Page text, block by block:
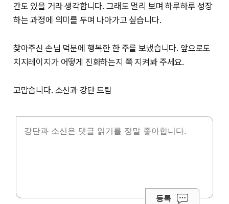
간도 있을 거라 생각합니다. 그래도 멀리 보며 하루하루 성장
하는 과정에 의미를 두며 나아가고 싶습니다.
찾아주신 손님 덕분에 행복한 한 주를 보냈습니다. 앞으로도
치지레이지가 어떻게 진화하는지 쭉 지켜봐 주세요.
고맙습니다. 소신과 강단 드림
등록